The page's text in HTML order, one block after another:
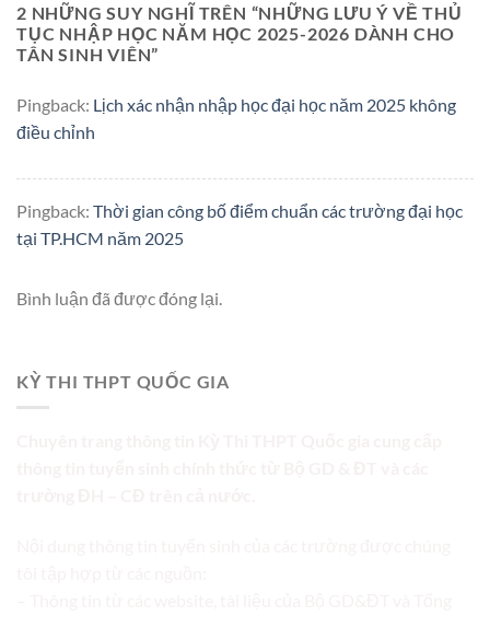
2 NHỮNG SUY NGHĨ TRÊN “NHỮNG LƯU Ý VỀ THỦ
TỤC NHẬP HỌC NĂM HỌC 2025-2026 DÀNH CHO
TÂN SINH VIÊN”
Pingback: Lịch xác nhận nhập học đại học năm 2025 không
điều chỉnh
Pingback: Thời gian công bố điểm chuẩn các trường đại học
tại TP.HCM năm 2025
Bình luận đã được đóng lại.
KỲ THI THPT QUỐC GIA